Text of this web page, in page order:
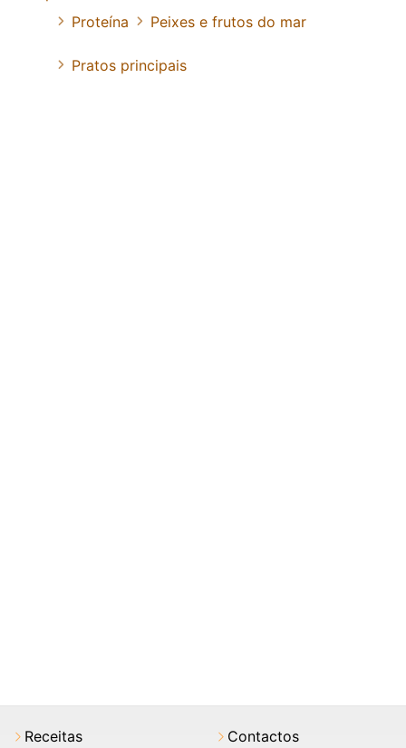
Proteína
Peixes e frutos do mar
Pratos principais
Receitas Contactos